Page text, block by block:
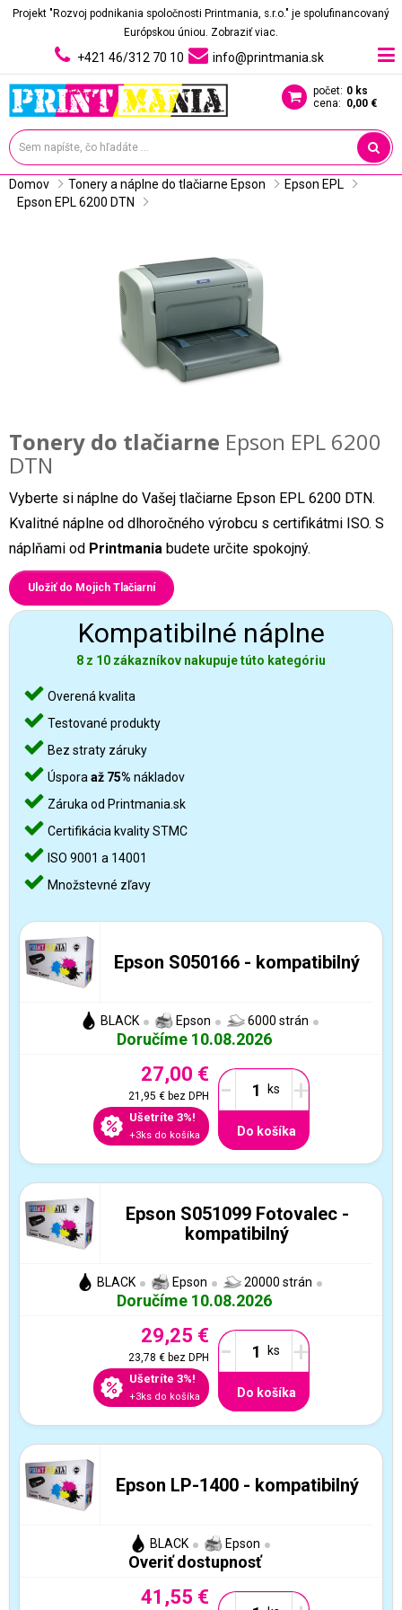
Projekt "Rozvoj podnikania spoločnosti Printmania, s.r.o." je spolufinancovaný
Európskou úniou. Zobraziť viac.
+421 46/312 70 10 info@printmania.sk
počet: 0 ks
cena: 0,00 €
Domov Tonery a náplne do tlačiarne Epson
Epson EPL
Epson EPL 6200 DTN
Tonery do tlačiarne Epson EPL 6200
DTN
Vyberte si náplne do Vašej tlačiarne Epson EPL 6200 DTN.
Kvalitné náplne od dlhoročného výrobcu s certifikátmi ISO. S
náplňami od Printmania budete určite spokojný.
Uložiť do Mojich Tlačiarní
Kompatibilné náplne
8 z 10 zákazníkov nakupuje túto kategóriu
Overená kvalita
Testované produkty
Bez straty záruky
Úspora až 75% nákladov
Záruka od Printmania.sk
Certifikácia kvality STMC
ISO 9001 a 14001
Množstevné zľavy
Epson S050166 - kompatibilný
BLACK Epson 6000 strán
Doručíme 10.08.2026
27,00 €
21,95 €bez DPH
Ušetríte 3%!
+3ks do košíka
- +
Do košíka
Epson S051099 Fotovalec -
kompatibilný
BLACK Epson 20000 strán
Doručíme 10.08.2026
29,25 €
23,78 €bez DPH
Ušetríte 3%!
+3ks do košíka
- +
Do košíka
Epson LP-1400 - kompatibilný
BLACK Epson
Overiť dostupnosť
41,55 €